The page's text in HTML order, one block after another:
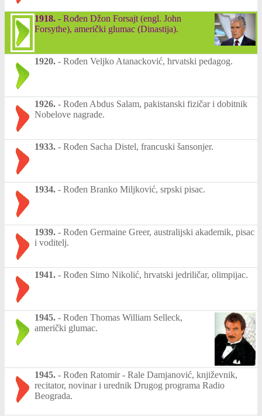
1918. - Rođen Džon Forsajt (engl. John
Forsythe), američki glumac (Dinastija).
1920. - Rođen Veljko Atanacković, hrvatski pedagog.
1926. - Rođen Abdus Salam, pakistanski fizičar i dobitnik
Nobelove nagrade.
1933. - Rođen Sacha Distel, francuski šansonjer.
1934. - Rođen Branko Miljković, srpski pisac.
1939. - Rođen Germaine Greer, australijski akademik, pisac
i voditelj.
1941. - Rođen Simo Nikolić, hrvatski jedriličar, olimpijac.
1945. - Rođen Thomas William Selleck,
američki glumac.
1945. - Rođen Ratomir - Rale Damjanović, književnik,
recitator, novinar i urednik Drugog programa Radio
Beograda.